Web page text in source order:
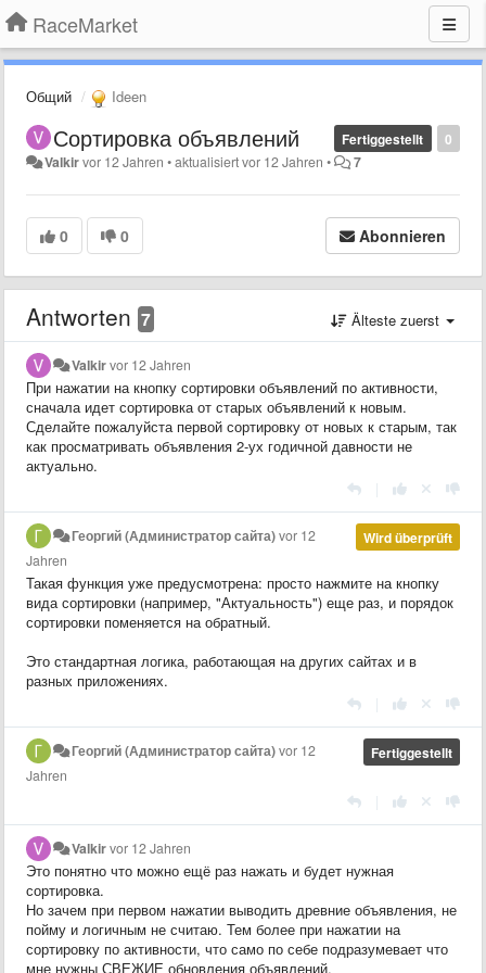
RaceMarket
Общий Ideen
0
Fertiggestellt
Сортировка объявлений
Valkirvor 12 Jahren •aktualisiertvor 12 Jahren • 7
0 0 Abonnieren
Antworten 7 Älteste zuerst
Valkirvor 12 Jahren
При нажатии на кнопку сортировки объявлений по активности,
сначала идет сортировка от старых объявлений к новым.
Сделайте пожалуйста первой сортировку от новых к старым, так
как просматривать объявления 2-ух годичной давности не
актуально.
Wird überprüft
Георгий (Администратор сайта)vor 12
Jahren
Такая функция уже предусмотрена: просто нажмите на кнопку
вида сортировки (например, "Актуальность") еще раз, и порядок
сортировки поменяется на обратный.
Это стандартная логика, работающая на других сайтах и в
разных приложениях.
Fertiggestellt
Георгий (Администратор сайта)vor 12
Jahren
Valkirvor 12 Jahren
Это понятно что можно ещё раз нажать и будет нужная
сортировка.
Но зачем при первом нажатии выводить древние объявления, не
пойму и логичным не считаю. Тем более при нажатии на
сортировку по активности, что само по себе подразумевает что
мне нужны СВЕЖИЕ обновления объявлений.